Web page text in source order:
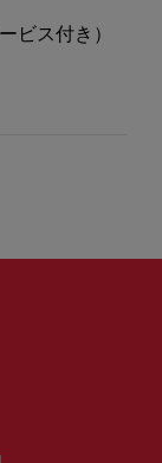
ビス付き）